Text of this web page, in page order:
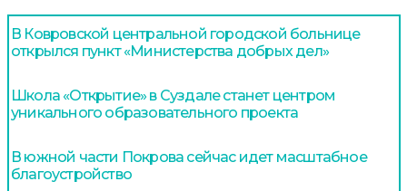
В Ковровской центральной городской больнице
открылся пункт «Министерства добрых дел»
Школа «Открытие» в Суздале станет центром
уникального образовательного проекта
В южной части Покрова сейчас идет масштабное
благоустройство